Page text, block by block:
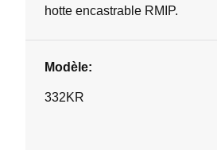
hotte encastrable RMIP.
Modèle:
332KR